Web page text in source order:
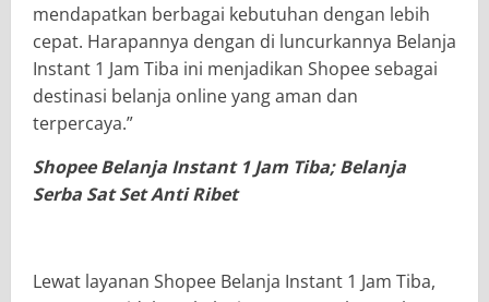
mendapatkan berbagai kebutuhan dengan lebih
cepat. Harapannya dengan di luncurkannya Belanja
Instant 1 Jam Tiba ini menjadikan Shopee sebagai
destinasi belanja online yang aman dan
terpercaya.”
Shopee Belanja Instant 1 Jam Tiba; Belanja
Serba Sat Set Anti Ribet
Lewat layanan Shopee Belanja Instant 1 Jam Tiba,